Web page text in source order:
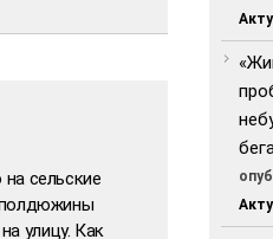
сельские
полдюжины
улицу. Как